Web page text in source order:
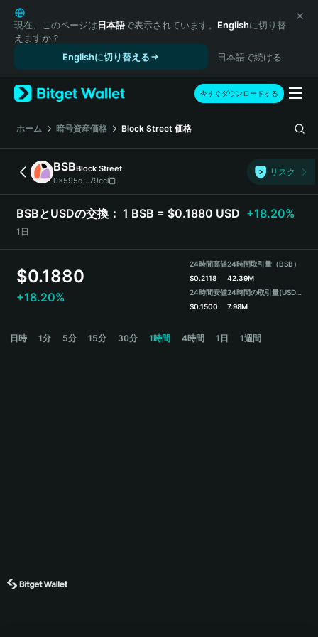
English
日本語
Tiếng Việt
Español (Latinoamérica)
Türkçe
Français
Deutsch
简体中文
繁體中文
Português (Portugal)
Bahasa Indonesia
ภาษาไทย
हिन्दी
Español
Português (Brasil)
現在、このページは日本語で表示されています。 Englishに切り替
えますか？
Englishに切り替える
日本語で続ける
今すぐダウンロードする
ホーム 暗号資産価格 Block Street 価格
BSBBlock Street
0x595d...79cc
リスク
BSBとUSDの交換： 1 BSB = $0.1880 USD +18.20%
1日
$0.1880
+18.20%
24時間高値
$0.2118
24時間安値
$0.1500
24時間取引量（BSB）
42.39M
24時間の取引量(USDT)
7.98M
日時 1分 5分 15分 30分 1時間 4時間 1日 1週間